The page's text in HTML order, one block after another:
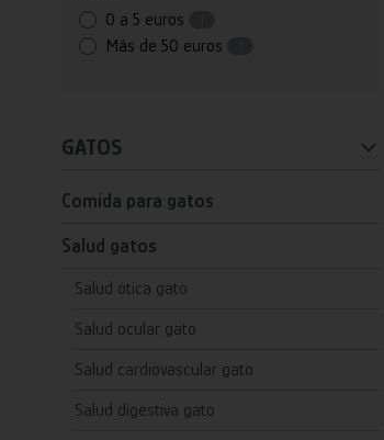
0 a 5 euros
Más de 50 euros
GATOS
Comida para gatos
Salud gatos
Salud ótica gato
Salud ocular gato
Salud cardiovascular gato
Salud digestiva gato